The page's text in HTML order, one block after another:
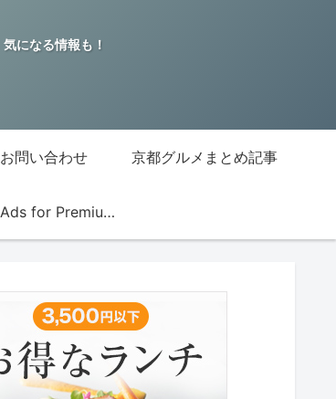
になる情報も！
お問い合わせ 京都グルメまとめ記事
Hide Ads for Premium Members